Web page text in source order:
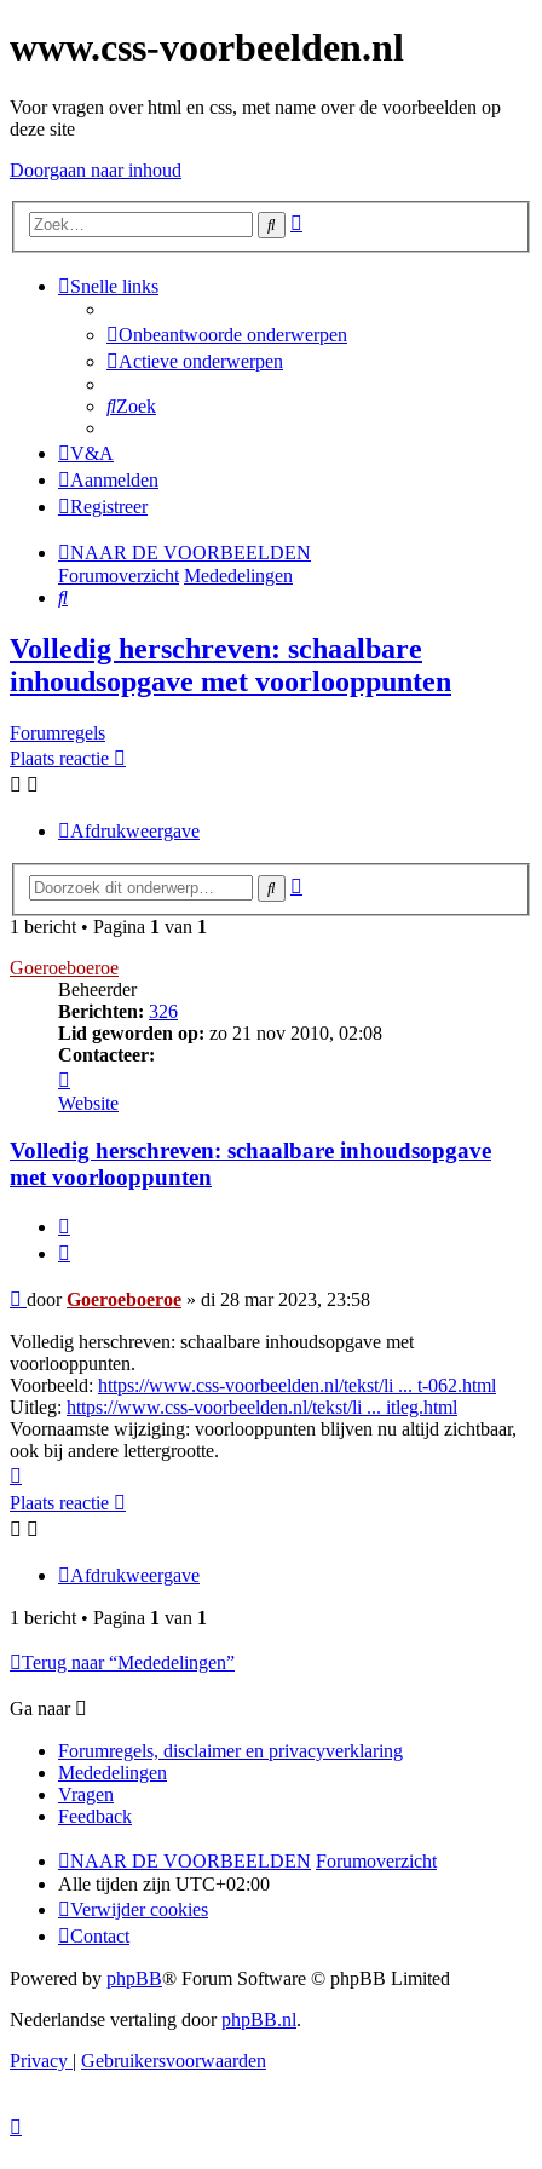
www.css-voorbeelden.nl
Voor vragen over html en css, met name over de voorbeelden op
deze site
Doorgaan naar inhoud
Zoek
Snelle links
Onbeantwoorde onderwerpen
Actieve onderwerpen
Zoek
V&A
Aanmelden
Registreer
NAAR DE VOORBEELDEN
Forumoverzicht Mededelingen
Zoek
Volledig herschreven: schaalbare
inhoudsopgave met voorlooppunten
Forumregels
Plaats reactie
Afdrukweergave
Zoek
1 bericht • Pagina 1 van 1
Goeroeboeroe
Beheerder
Berichten: 326
Lid geworden op: zo 21 nov 2010, 02:08
Contacteer:
Goeroeboeroe
Website
Volledig herschreven: schaalbare inhoudsopgave
met voorlooppunten
Bericht
doorGoeroeboeroe » di 28 mar 2023, 23:58
Volledig herschreven: schaalbare inhoudsopgave met
voorlooppunten.
Voorbeeld: https://www.css-voorbeelden.nl/tekst/li ... t-062.html
Uitleg: https://www.css-voorbeelden.nl/tekst/li ... itleg.html
Voornaamste wijziging: voorlooppunten blijven nu altijd zichtbaar,
ook bij andere lettergrootte.
Plaats reactie
Afdrukweergave
1 bericht • Pagina 1 van 1
Terug naar “Mededelingen”
Ga naar
Forumregels, disclaimer en privacyverklaring
Mededelingen
Vragen
Feedback
NAAR DE VOORBEELDEN Forumoverzicht
Alle tijden zijn UTC+02:00
Verwijder cookies
Contact
Powered by phpBB® Forum Software © phpBB Limited
Nederlandse vertaling doorphpBB.nl.
Privacy | Gebruikersvoorwaarden